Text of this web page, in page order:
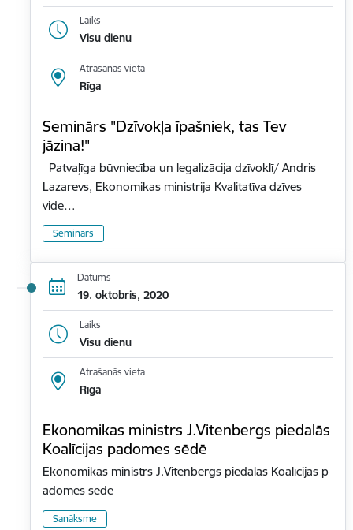
Laiks
Visu dienu
Atrašanās vieta
Rīga
Seminārs "Dzīvokļa īpašniek, tas Tev
jāzina!"
Patvaļīga būvniecība un legalizācija dzīvoklī/ Andris
Lazarevs, Ekonomikas ministrija Kvalitatīva dzīves
vide…
Seminārs
Datums
19. oktobris, 2020
Laiks
Visu dienu
Atrašanās vieta
Rīga
Ekonomikas ministrs J.Vitenbergs piedalās
Koalīcijas padomes sēdē
Ekonomikas ministrs J.Vitenbergs piedalās Koalīcijas p
adomes sēdē
Sanāksme